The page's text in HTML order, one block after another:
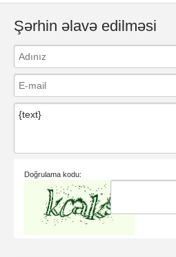
Şərhin əlavə edilməsi
Doğrulama kodu: